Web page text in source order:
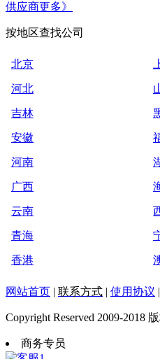
供应商更多》
按地区查找公司
北京
河北
吉林
安徽
河南
广西
云南
青海
香港
网站首页 | 联系方式 | 使用协议 |
Copyright Reserved 2009-
商务专员